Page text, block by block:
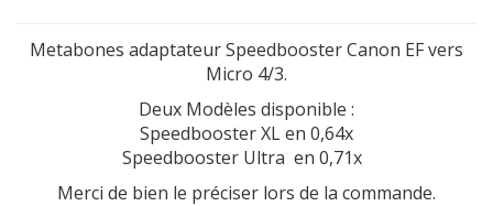
Metabones adaptateur Speedbooster Canon EF vers
Micro 4/3.
Deux Modèles disponible :
Speedbooster XL en 0,64x
Speedbooster Ultra en 0,71x
Merci de bien le préciser lors de la commande.